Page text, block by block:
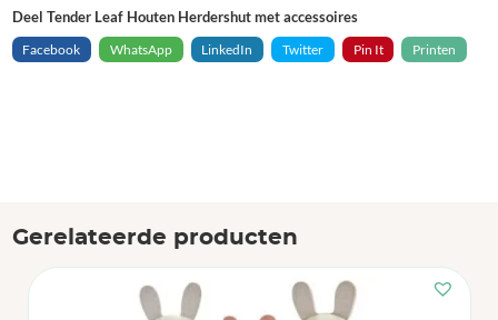
Deel Tender Leaf Houten Herdershut met accessoires
Facebook
WhatsApp LinkedIn Twitter Pin It Printen
Gerelateerde producten